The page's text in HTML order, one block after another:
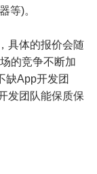
等)。
体的报价会随
的竞争不断加
缺App开发团
发团队能保质保